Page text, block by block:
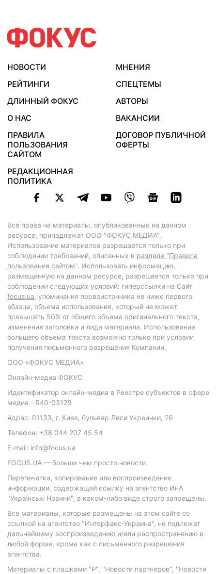
НОВОСТИ
МНЕНИЯ
РЕЙТИНГИ
СПЕЦТЕМЫ
ДЛИННЫЙ ФОКУС
АВТОРЫ
О НАС
ВАКАНСИИ
ПРАВИЛА
ПОЛЬЗОВАНИЯ
САЙТОМ
ДОГОВОР ПУБЛИЧНОЙ
ОФЕРТЫ
РЕДАКЦИОННАЯ
ПОЛИТИКА
Все права на материалы, опубликованные на данном
ресурсе, принадлежат ООО "ФОКУС МЕДИА".
Использование материалов разрешается только при
соблюдении требований, описанных в разделе "Правила
пользования сайтом". Использовать информацию,
размещенную на данном ресурсе, разрешается только при
соблюдении следующих условий: гиперссылки на Сайт
focus.ua, упоминания первоисточника не ниже первого
абзаца, объема использования, который не может
превышать 50% от общего объема оригинального текста,
изменения заголовка и лида материала. Использование
большего объема текста возможно только при условии
получения письменного разрешения Компании.
ООО «ФОКУС МЕДИА»
Онлайн-медиа ФОКУС
Идентификатор онлайн-медиа в Реестре субъектов в сфере
медиа - R40-03129
Адрес: 01133, г. Киев, бульвар Леси Украинки, 26
Телефон: +38 044 207 45 54
E-mail: info@focus.ua
FOCUS.UA — больше чем просто новости.
Перепечатка, копирование или воспроизведение
информации, содержащей ссылку на агентство ИнА
"Українські Новини", в каком-либо виде строго запрещены.
Все материалы, которые размещены на этом сайте со
ссылкой на агентство "Интерфакс-Украина", не подлежат
дальнейшему воспроизведению и/или распространению в
любой форме, кроме как с письменного разрешения
агентства.
Материалы с плашками "Р", "Новости партнеров", "Новости